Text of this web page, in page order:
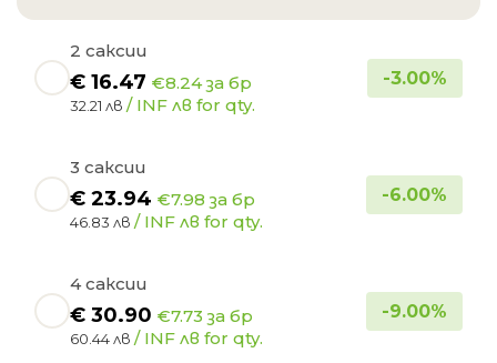
2 саксии
€ 16.47 €8.24 за бр
32.21 лв / INF лв for qty.
-3.00%
3 саксии
€ 23.94 €7.98 за бр
46.83 лв / INF лв for qty.
-6.00%
4 саксии
€ 30.90 €7.73 за бр
60.44 лв / INF лв for qty.
-9.00%